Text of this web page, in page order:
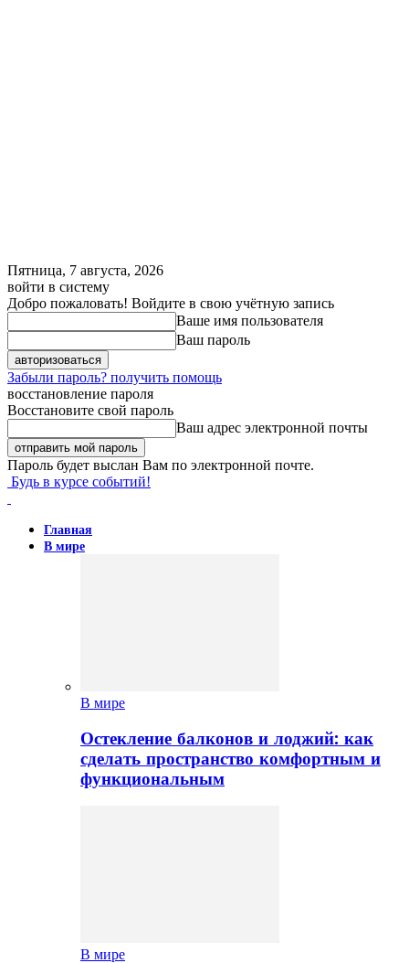
Пятница, 7 августа, 2026
войти в систему
Добро пожаловать! Войдите в свою учётную запись
Ваше имя пользователя
Ваш пароль
Забыли пароль? получить помощь
восстановление пароля
Восстановите свой пароль
Ваш адрес электронной почты
Пароль будет выслан Вам по электронной почте.
Будь в курсе событий!
Главная
В мире
В мире
Остекление балконов и лоджий: как
сделать пространство комфортным и
функциональным
В мире